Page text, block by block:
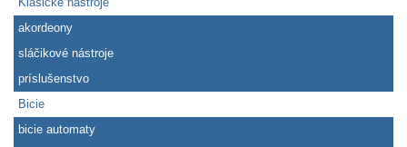
akordeony
sláčikové nástroje
príslušenstvo
Bicie
bicie automaty